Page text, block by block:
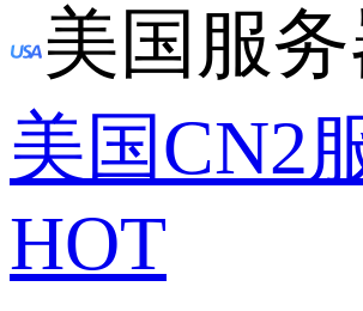
美国服
美国CN2
HOT